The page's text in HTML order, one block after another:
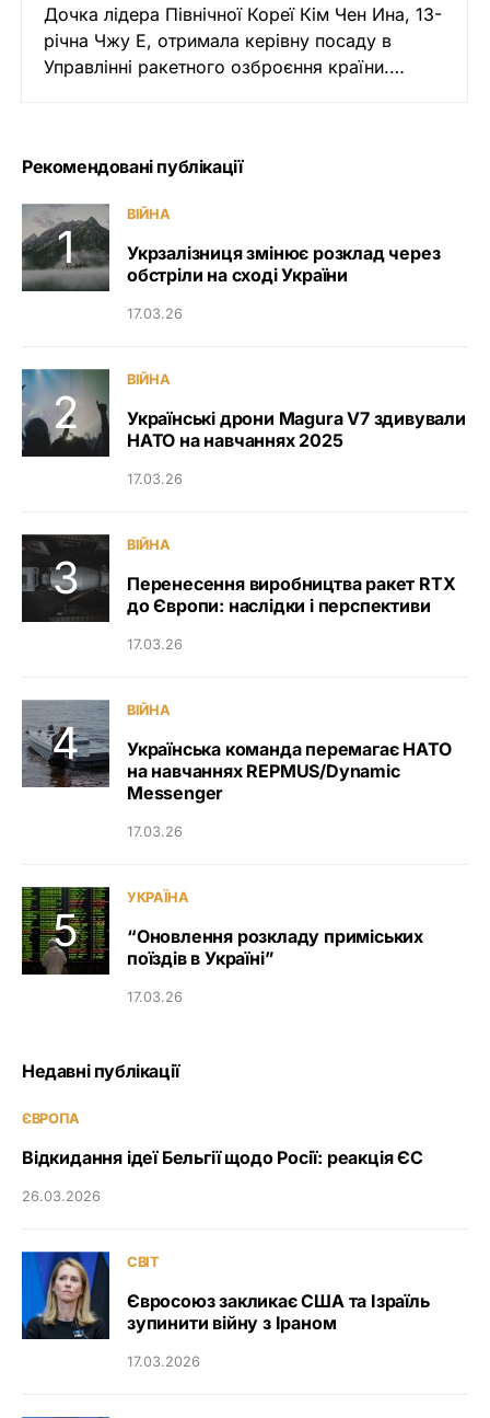
Дочка лідера Північної Кореї Кім Чен Ина, 13-
річна Чжу Е, отримала керівну посаду в
Управлінні ракетного озброєння країни.…
Рекомендовані публікації
ВІЙНА
Укрзалізниця змінює розклад через
обстріли на сході України
17.03.26
ВІЙНА
Українські дрони Magura V7 здивували
НАТО на навчаннях 2025
17.03.26
ВІЙНА
Перенесення виробництва ракет RTX
до Європи: наслідки і перспективи
17.03.26
ВІЙНА
Українська команда перемагає НАТО
на навчаннях REPMUS/Dynamic
Messenger
17.03.26
УКРАЇНА
“Оновлення розкладу приміських
поїздів в Україні”
17.03.26
Недавні публікації
ЄВРОПА
Відкидання ідеї Бельгії щодо Росії: реакція ЄС
26.03.2026
СВІТ
Євросоюз закликає США та Ізраїль
зупинити війну з Іраном
17.03.2026